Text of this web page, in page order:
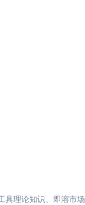
具理论知识、即溶市